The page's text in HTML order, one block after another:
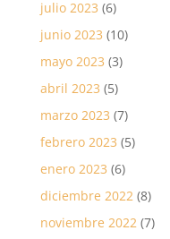
julio 2023 (6)
junio 2023 (10)
mayo 2023 (3)
abril 2023 (5)
marzo 2023 (7)
febrero 2023 (5)
enero 2023 (6)
diciembre 2022(8)
noviembre 2022(7)